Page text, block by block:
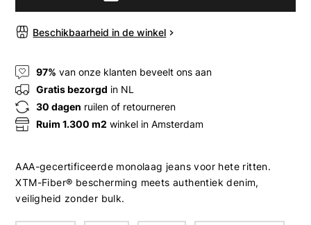
Beschikbaarheid in de winkel
97% van onze klanten beveelt ons aan
Gratis bezorgd in NL
30 dagen ruilen of retourneren
Ruim 1.300 m2 winkel in Amsterdam
AAA-gecertificeerde monolaag jeans voor hete ritten.
XTM-Fiber® bescherming meets authentiek denim,
veiligheid zonder bulk.